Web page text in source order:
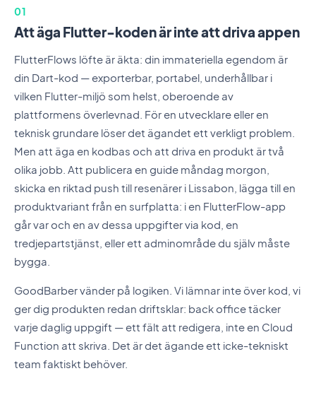
01
Att äga Flutter-koden är inte att driva appen
FlutterFlows löfte är äkta: din immateriella egendom är
din Dart-kod — exporterbar, portabel, underhållbar i
vilken Flutter-miljö som helst, oberoende av
plattformens överlevnad. För en utvecklare eller en
teknisk grundare löser det ägandet ett verkligt problem.
Men att äga en kodbas och att driva en produkt är två
olika jobb. Att publicera en guide måndag morgon,
skicka en riktad push till resenärer i Lissabon, lägga till en
produktvariant från en surfplatta: i en FlutterFlow-app
går var och en av dessa uppgifter via kod, en
tredjepartstjänst, eller ett adminområde du själv måste
bygga.
GoodBarber vänder på logiken. Vi lämnar inte över kod, vi
ger dig produkten redan driftsklar: back office täcker
varje daglig uppgift — ett fält att redigera, inte en Cloud
Function att skriva. Det är det ägande ett icke-tekniskt
team faktiskt behöver.